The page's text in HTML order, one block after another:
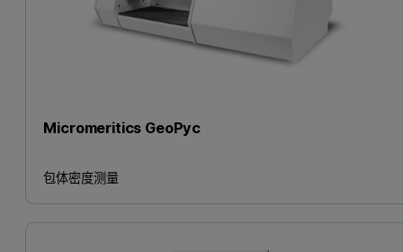
Micromeritics GeoPyc
包体密度测量